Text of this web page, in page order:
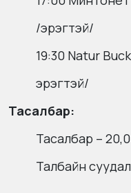
/эрэгтэй/
19:30 Natur
эрэгтэй/
Тасалбар:
Тасалбар –
Талбайн